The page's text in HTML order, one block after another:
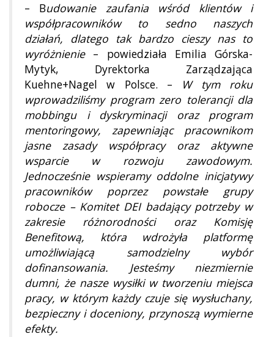
– Budowanie zaufania wśród klientów i
współpracowników to sedno naszych
działań, dlatego tak bardzo cieszy nas to
wyróżnienie– powiedziała Emilia Górska-
Mytyk, Dyrektorka Zarządzająca
Kuehne+Nagel w Polsce. –
W tym roku
wprowadziliśmy program zero tolerancji dla
mobbingu i dyskryminacji oraz program
mentoringowy, zapewniając pracownikom
jasne zasady współpracy oraz aktywne
wsparcie w rozwoju zawodowym.
Jednocześnie wspieramy oddolne inicjatywy
pracowników poprzez powstałe grupy
robocze – Komitet DEI badający potrzeby w
zakresie różnorodności oraz Komisję
Benefitową, która wdrożyła platformę
umożliwiającą samodzielny wybór
dofinansowania. Jesteśmy niezmiernie
dumni, że nasze wysiłki w tworzeniu miejsca
pracy, w którym każdy czuje się wysłuchany,
bezpieczny i doceniony, przynoszą wymierne
efekty.